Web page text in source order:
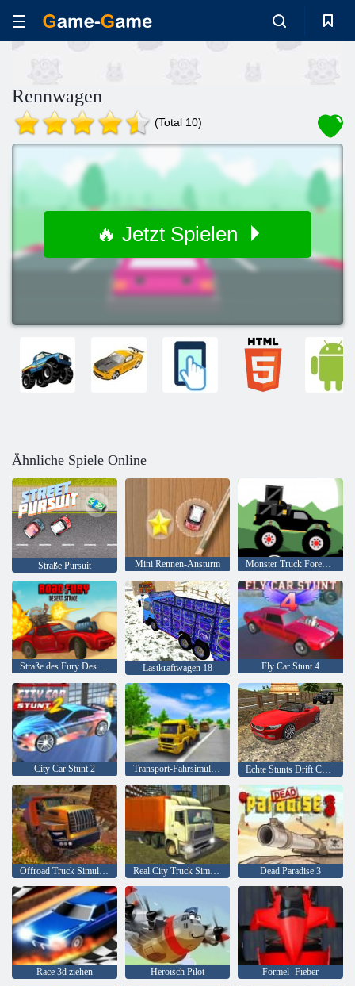
Rennwagen
(Total 10)
🔥 Jetzt Spielen
Ähnliche Spiele Online
Straße Pursuit Mini Rennen-Ansturm Monster Truck Forest-Lieferung
Straße des Fury Desert Strike Lastkraftwagen 18 Fly Car Stunt 4
City Car Stunt 2 Transport-Fahrsimulator Echte Stunts Drift Car Driving 3d
Offroad Truck Simulator Hill Climb Real City Truck Simulator Dead Paradise 3
Race 3d ziehen Heroisch Pilot Formel -Fieber